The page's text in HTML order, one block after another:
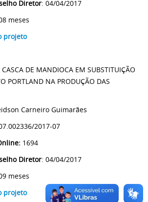
Diretor: 04/04/2017
meses
projeto
DE MANDIOCA EM SUBSTITUIÇÃO
PORTLAND NA PRODUÇÃO DAS
Carneiro Guimarães
2017-07
1694
Diretor: 04/04/2017
meses
projeto